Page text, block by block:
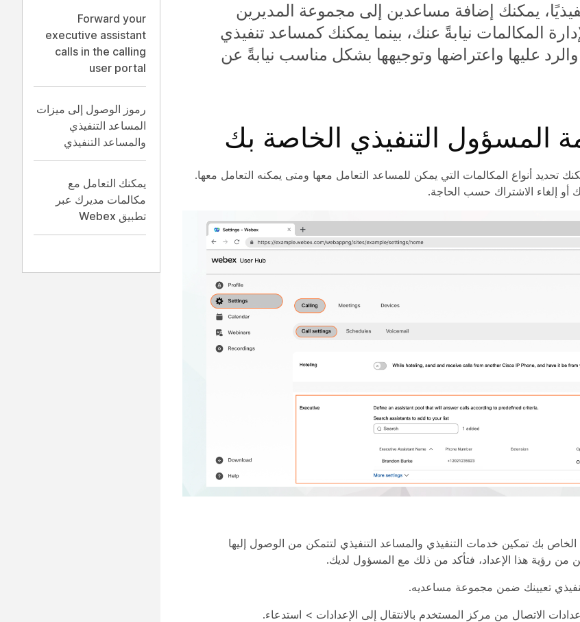
يمكنك إضافة مساعدين إلى مجموعة المديرين
المكالمات نيابةً عنك، بينما يمكنك كمساعد تنفيذي
عليها واعتراضها وتوجيهها بشكل مناسب نيابةً عن
المسؤول التنفيذي الخاصة بك
تحديد أنواع المكالمات التي يمكن للمساعد التعامل معها ومتى يمكنه التعامل معها.
أو إلغاء الاشتراك حسب الحاجة.
بك تمكين خدمات التنفيذي والمساعد التنفيذي لتتمكن من الوصول إليها
من رؤية هذا الإعداد، فتأكد من ذلك مع المسؤول لديك.
تعيينك ضمن مجموعة مساعديه.
الاتصال من مركز المستخدم بالانتقال إلى الإعدادات > استدعاء.
Forward your
executive assistant
calls in the calling
user portal
رموز الوصول إلى ميزات
المساعد التنفيذي
والمساعد التنفيذي
يمكنك التعامل مع
مكالمات مديرك عبر
تطبيق Webex